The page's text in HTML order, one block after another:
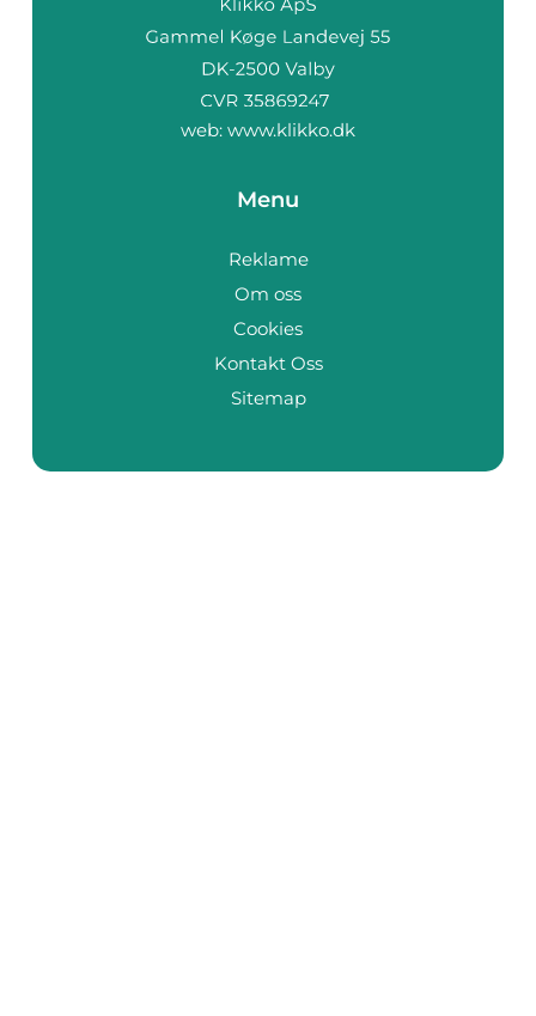
web: www.klikko.dk
Menu
Reklame
Om oss
Cookies
Kontakt Oss
Sitemap